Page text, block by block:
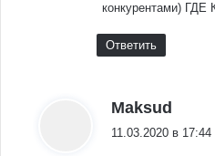
конкурентами)
Ответить
Maksud
11.03.2020 в 17:44